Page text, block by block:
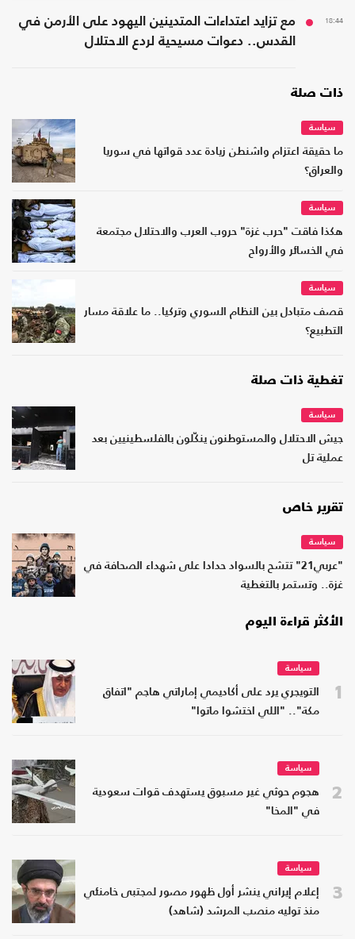
18:44
مع تزايد اعتداءات المتدينين اليهود على الأرمن في
القدس.. دعوات مسيحية لردع الاحتلال
ذات صلة
سياسة
ما حقيقة اعتزام واشنطن زيادة عدد قواتها في سوريا
والعراق؟
سياسة
هكذا فاقت "حرب غزة" حروب العرب والاحتلال مجتمعة
في الخسائر والأرواح
سياسة
قصف متبادل بين النظام السوري وتركيا.. ما علاقة مسار
التطبيع؟
تغطية ذات صلة
سياسة
جيش الاحتلال والمستوطنون ينكّلون بالفلسطينيين بعد
عملية تل
تقرير خاص
سياسة
"عربي21" تتشح بالسواد حدادا على شهداء الصحافة في
غزة.. وتستمر بالتغطية
الأكثر قراءة اليوم
1
سياسة
التويجري يرد على أكاديمي إماراتي هاجم "اتفاق
مكة".. "اللي اختشوا ماتوا"
2
سياسة
هجوم حوثي غير مسبوق يستهدف قوات سعودية
في "المخا"
3
سياسة
إعلام إيراني ينشر أول ظهور مصور لمجتبى خامنئي
منذ توليه منصب المرشد (شاهد)